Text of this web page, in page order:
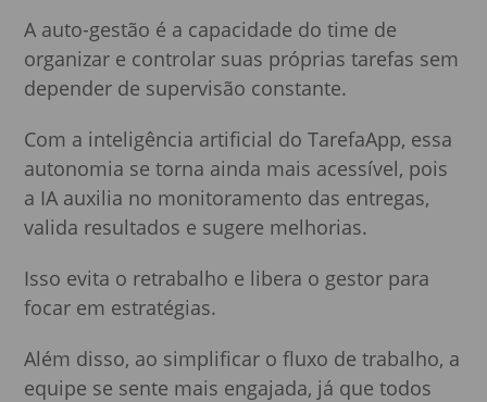
A auto-gestão é a capacidade do time de
organizar e controlar suas próprias tarefas sem
depender de supervisão constante.
Com a inteligência artificial do TarefaApp, essa
autonomia se torna ainda mais acessível, pois
a IA auxilia no monitoramento das entregas,
valida resultados e sugere melhorias.
Isso evita o retrabalho e libera o gestor para
focar em estratégias.
Além disso, ao simplificar o fluxo de trabalho, a
equipe se sente mais engajada, já que todos